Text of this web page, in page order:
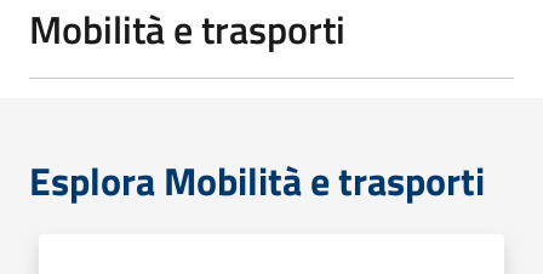
Mobilità e trasporti
Esplora Mobilità e trasporti